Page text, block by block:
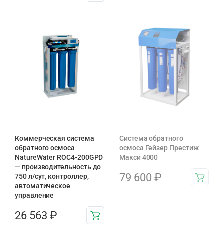
Коммерческая система
обратного осмоса
NatureWater ROC4-200GPD
— производительность до
750 л/сут, контроллер,
автоматическое
управление
26 563 ₽
Система обратного
осмоса Гейзер Престиж
Макси 4000
79 600 ₽